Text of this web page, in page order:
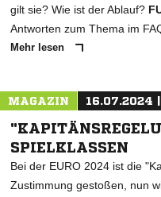
gilt sie? Wie ist der Ablauf?
Antworten zum Thema im
Mehr lesen
MAGAZIN 16.07.2024
SPIELKLASSEN
Bei der EURO 2024 ist die
Zustimmung gestoßen, nun